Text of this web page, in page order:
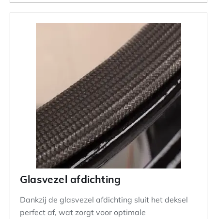
Glasvezel afdichting
Dankzij de glasvezel afdichting sluit het deksel
perfect af, wat zorgt voor optimale